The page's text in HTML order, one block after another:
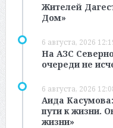
Жителей
Дом»
6 августа, 2026
На АЗС
очереди не
6 августа, 2026
Аида
пути к жизни.
жизни»